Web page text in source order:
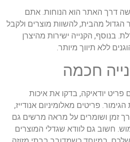
דרך האתר הוא הנוחות. אתם
הגדול מהבית, להשוות מוצרים ולקבל
בנוסף, הקנייה ישירות מהיצרן
ללא תיווך מיותר.
חכמה
יודאיקה, בדקו את איכות
פריטים מאלומיניום אנודייז,
זמן ושומרים על מראה מרשים גם
חשוב גם לוודא שגדלי המוצרים